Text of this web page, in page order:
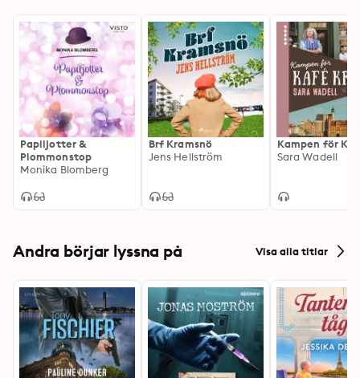
Papiljotter &
Plommonstop
Monika Blomberg
Brf Kramsnö
Jens Hellström
Kampen för
Sara Wadell
Andra börjar lyssna på Visa alla titlar